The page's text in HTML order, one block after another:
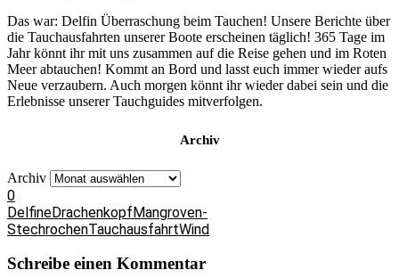
Das war: Delfin Überraschung beim Tauchen! Unsere Berichte über
die Tauchausfahrten unserer Boote erscheinen täglich! 365 Tage im
Jahr könnt ihr mit uns zusammen auf die Reise gehen und im Roten
Meer abtauchen! Kommt an Bord und lasst euch immer wieder aufs
Neue verzaubern. Auch morgen könnt ihr wieder dabei sein und die
Erlebnisse unserer Tauchguides mitverfolgen.
Archiv
Archiv
0
DelfineDrachenkopfMangroven-
StechrochenTauchausfahrtWind
Schreibe einen Kommentar